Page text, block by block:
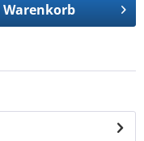
Warenkorb